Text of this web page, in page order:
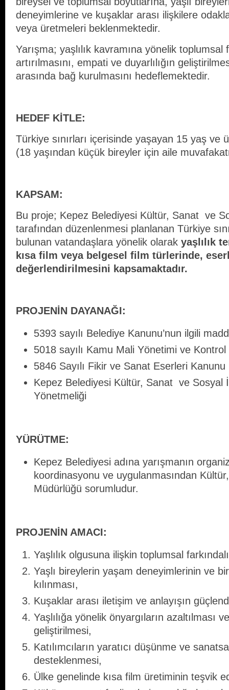
deneyimlerine ve kuşaklar arası ilişkilere
veya üretmeleri beklenmektedir.
Yarışma; yaşlılık kavramına yönelik toplumsal
artırılmasını, empati ve duyarlılığın
arasında bağ kurulmasını hedeflemektedir.
HEDEF KİTLE:
Türkiye sınırları içerisinde yaşayan 15 yaş ve
(18 yaşından küçük bireyler için aile
KAPSAM:
Bu proje; Kepez Belediyesi Kültür, Sanat ve
tarafından düzenlenmesi planlanan Türkiye
bulunan vatandaşlara yönelik olarak yaşlılık
kısa film veya belgesel film türlerinde,
değerlendirilmesini kapsamaktadır.
PROJENİN DAYANAĞI:
5393 sayılı Belediye Kanunu’nun ilgili
5018 sayılı Kamu Mali Yönetimi ve
5846 Sayılı Fikir ve Sanat Eserleri
Kepez Belediyesi Kültür, Sanat ve Sosyal
Yönetmeliği
YÜRÜTMЕ:
Kepez Belediyesi adına yarışmanın
koordinasyonu ve uygulanmasından
Müdürlüğü sorumludur.
PROJENİN AMACI:
Yaşlılık olgusuna ilişkin toplumsal
Yaşlı bireylerin yaşam deneyimlerinin ve
kılınması,
Kuşaklar arası iletişim ve anlayışın
Yaşlılığa yönelik önyargıların azaltılması
geliştirilmesi,
Katılımcıların yaratıcı düşünme ve
desteklenmesi,
Ülke genelinde kısa film üretiminin teşvik